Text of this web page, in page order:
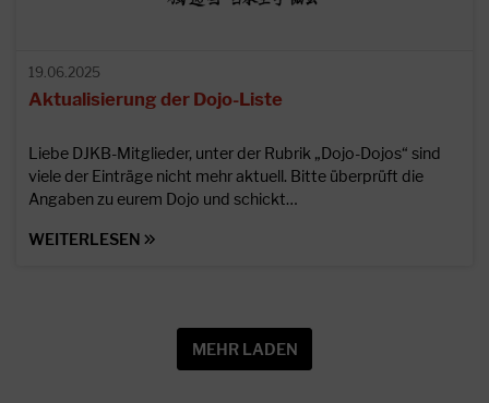
19.06.2025
Aktualisierung der Dojo-Liste
Liebe DJKB-Mitglieder, unter der Rubrik „Dojo-Dojos“ sind
viele der Einträge nicht mehr aktuell. Bitte überprüft die
Angaben zu eurem Dojo und schickt…
WEITERLESEN
MEHR LADEN